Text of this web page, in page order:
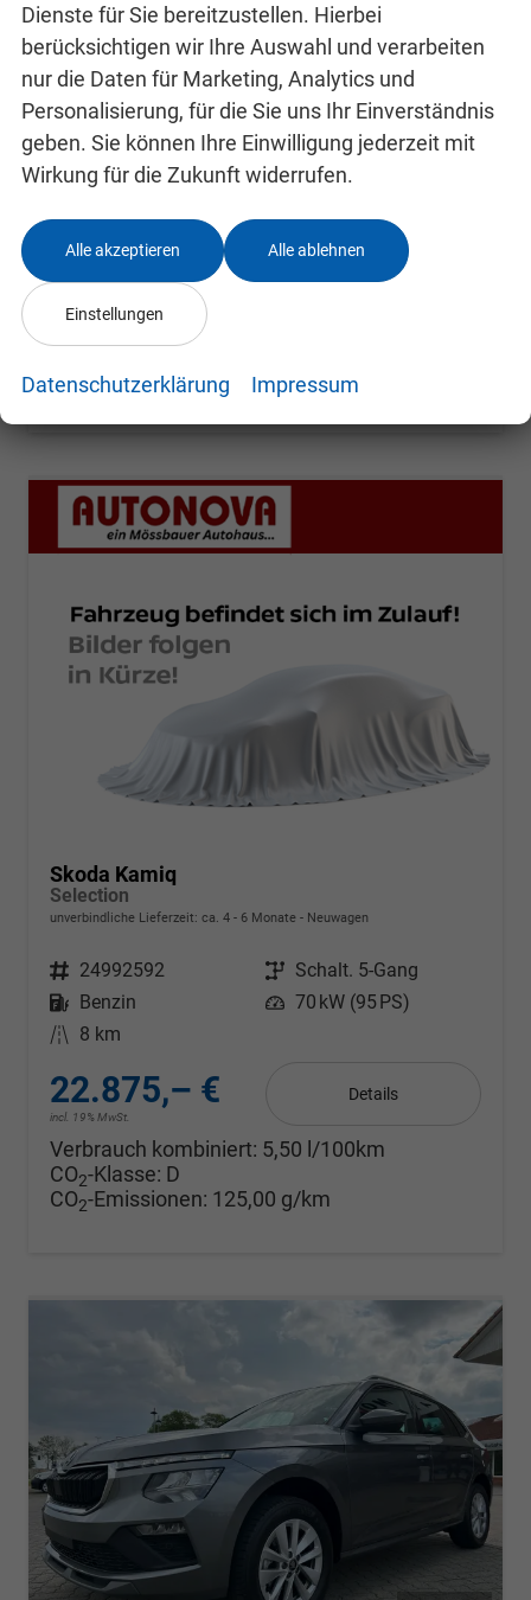
Skoda Kamiq
Selection
Fahrzeugnr. 24991807 Getriebe Schalt. 6-Gang
Kraftstoff Benzin Leistung 85 kW (116 PS)
22.800,– € Details
Verbrauch kombiniert:
CO -Klasse:D
CO2-Emissionen:123,00 g/km
Skoda Kamiq
Selection
unverbindliche Lieferzeit: ca. 4 - 6 Monate Neuwagen
Fahrzeugnr. 24992592 Getriebe Schalt. 5-Gang
Kraftstoff
Benzin Leistung 70 kW (95 PS)
Kilometerstand 8 km
22.875,– €
incl. 19% MwSt.
Details
Verbrauch kombiniert: 5,50 l/100km
CO2-Klasse: D
CO2-Emissionen: 125,00 g/km
Dienste für Sie bereitzustellen. Hierbei
berücksichtigen wir Ihre Auswahl und verarbeiten
nur die Daten für Marketing, Analytics und
Personalisierung, für die Sie uns Ihr Einverständnis
geben. Sie können Ihre Einwilligung jederzeit mit
Wirkung für die Zukunft widerrufen.
Alle akzeptieren Alle ablehnen
Einstellungen
Datenschutzerklärung Impressum